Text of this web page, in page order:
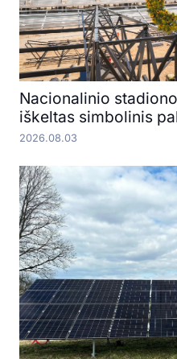
Nacionalinio
iškeltas simbolinis
2026.08.03